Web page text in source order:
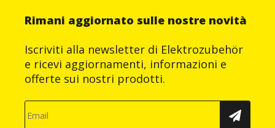
Rimani aggiornato sulle nostre novità
Iscriviti alla newsletter di Elektrozubehör
e ricevi aggiornamenti, informazioni e
offerte sui nostri prodotti.